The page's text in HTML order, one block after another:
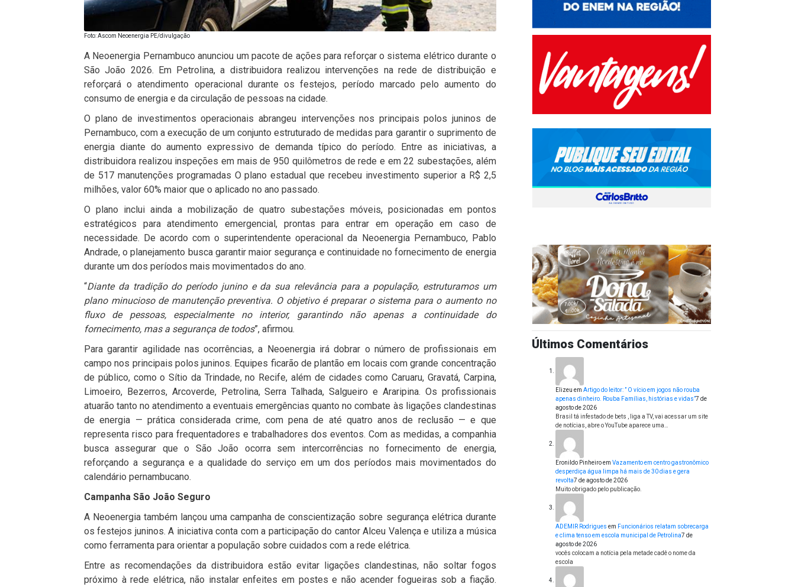
Foto: Ascom Neoenergia PE/divulgação
A Neoenergia Pernambuco anunciou um pacote de ações para reforçar o sistema elétrico durante o
São João 2026. Em Petrolina, a distribuidora realizou intervenções na rede de distribuição e
reforçará o atendimento operacional durante os festejos, período marcado pelo aumento do
consumo de energia e da circulação de pessoas na cidade.
O plano de investimentos operacionais abrangeu intervenções nos principais polos juninos de
Pernambuco, com a execução de um conjunto estruturado de medidas para garantir o suprimento de
energia diante do aumento expressivo de demanda típico do período. Entre as iniciativas, a
distribuidora realizou inspeções em mais de 950 quilômetros de rede e em 22 subestações, além
de 517 manutenções programadas O plano estadual que recebeu investimento superior a R$ 2,5
milhões, valor 60% maior que o aplicado no ano passado.
O plano inclui ainda a mobilização de quatro subestações móveis, posicionadas em pontos
estratégicos para atendimento emergencial, prontas para entrar em operação em caso de
necessidade. De acordo com o superintendente operacional da Neoenergia Pernambuco, Pablo
Andrade, o planejamento busca garantir maior segurança e continuidade no fornecimento de energia
durante um dos períodos mais movimentados do ano.
“Diante da tradição do período junino e da sua relevância para a população, estruturamos um
plano minucioso de manutenção preventiva. O objetivo é preparar o sistema para o aumento no
fluxo de pessoas, especialmente no interior, garantindo não apenas a continuidade do
fornecimento, mas a segurança de todos”, afirmou.
Para garantir agilidade nas ocorrências, a Neoenergia irá dobrar o número de profissionais em
campo nos principais polos juninos. Equipes ficarão de plantão em locais com grande concentração
de público, como o Sítio da Trindade, no Recife, além de cidades como Caruaru, Gravatá, Carpina,
Limoeiro, Bezerros, Arcoverde, Petrolina, Serra Talhada, Salgueiro e Araripina. Os profissionais
atuarão tanto no atendimento a eventuais emergências quanto no combate às ligações clandestinas
de energia — prática considerada crime, com pena de até quatro anos de reclusão — e que
representa risco para frequentadores e trabalhadores dos eventos. Com as medidas, a companhia
busca assegurar que o São João ocorra sem intercorrências no fornecimento de energia,
reforçando a segurança e a qualidade do serviço em um dos períodos mais movimentados do
calendário pernambucano.
Campanha São João Seguro
A Neoenergia também lançou uma campanha de conscientização sobre segurança elétrica durante
os festejos juninos. A iniciativa conta com a participação do cantorAlceu Valençae utiliza a música
como ferramenta para orientar a população sobre cuidados com a rede elétrica.
Entre as recomendações da distribuidora estão evitar ligações clandestinas, não soltar fogos
próximo à rede elétrica, não instalar enfeites em postes e não acender fogueiras sob a fiação.
Últimos Comentários
Elizeu em Artigo do leitor: ” O vício em jogos não rouba
apenas dinheiro. Rouba Famílias, histórias e vidas”7 de
agosto de 2026
Brasil tá infestado de bets , liga a TV, vai acessar um site
de notícias, abre o YouTube aparece uma…
Eronildo Pinheiroem Vazamento em centro gastronômico
desperdiça água limpa há mais de 30 dias e gera
revolta7 de agosto de 2026
Muito obrigado pelo publicação.
ADEMIR Rodrigues em Funcionários relatam sobrecarga
e clima tenso em escola municipal de Petrolina7 de
agosto de 2026
vocês colocam a notícia pela metade cadê o nome da
escola